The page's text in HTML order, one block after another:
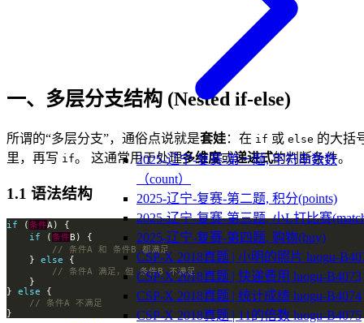
2025-辽宁-复赛-第一题, 字符串数数
（count）
2025-辽宁-复赛-第二题, 积分(points)
2025-辽宁-复赛-第三题, 小L打比赛
2025-辽宁-复赛-第四题, 购物(buy)
CSP-X 2018真题 | 小明的照片 luogu-
CSP-X 2018真题 | 快递费用 luogu-B4073
CSP-X 2018真题 | 统计成绩 luogu-B4074
CSP-X 2018真题 | 11的倍数 luogu-B4075
一、多层分支结构 (Nested if-else)
所谓的“多层分支”，通俗点说就是套娃：在 if 或 else 的大括
里，再写 if。 这通常用于处理多维度或递进式的判断条件。
1.1 语法结构
if ( 条件
if ( 条件
    }
else
} else
}